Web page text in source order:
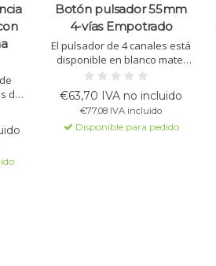
de
la
de
3
Botón pulsador 55mm
4-vías Empotrado
El pulsador de 4 canales está
disponible en blanco mate,
blanco brillante y negro mate.
Ofrece múltiples funciones
como conmutación y
atenuación, y se puede
etiquetar a medida.
€63,70 IVA no incluido
€77,08 IVA incluido
Disponible para pedido